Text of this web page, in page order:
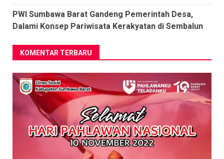
PWI Sumbawa Barat Gandeng Pemerintah Desa,
Dalami Konsep Pariwisata Kerakyatan di Sembalun
KOMENTAR TERBARU